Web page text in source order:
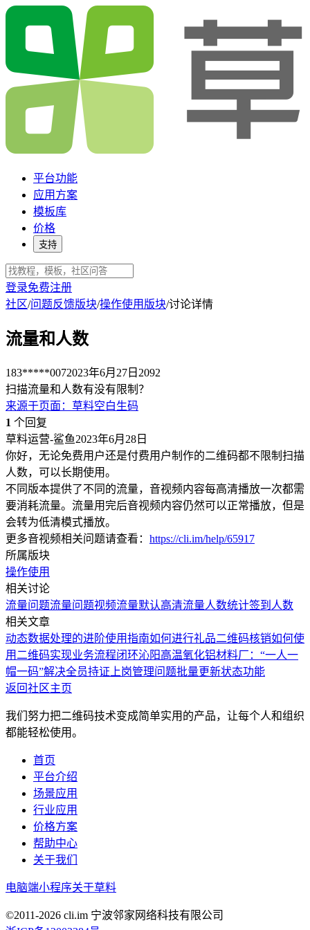
平台功能
应用方案
模板库
价格
支持
登录免费注册
社区/问题反馈版块/操作使用版块/讨论详情
流量和人数
183*****0072023年6月27日 2092
扫描流量和人数有没有限制？
来源于页面 ： 草料空白生码
1 个回复
草料运营-鲨鱼2023年6月28日
你好，无论免费用户还是付费用户制作的二维码都不限制扫描
人数，可以长期使用。
不同版本提供了不同的流量，音视频内容每高清播放一次都需
要消耗流量。流量用完后音视频内容仍然可以正常播放，但是
会转为低清模式播放。
更多音视频相关问题请查看： https://cli.im/help/65917
所属版块
操作使用
相关讨论
流量问题流量问题视频流量默认高清流量人数统计签到人数
相关文章
动态数据处理的进阶使用指南如何进行礼品二维码核销如何使
用二维码实现业务流程闭环沁阳高温氧化铝材料厂：“一人一
帽一码”解决全员持证上岗管理问题批量更新状态功能
返回社区主页
我们努力把二维码技术变成简单实用的产品，让每个人和组织
都能轻松使用。
首页
平台介绍
场景应用
行业应用
价格方案
帮助中心
关于我们
电脑端小程序关于草料
©2011-2026 cli.im 宁波邻家网络科技有限公司